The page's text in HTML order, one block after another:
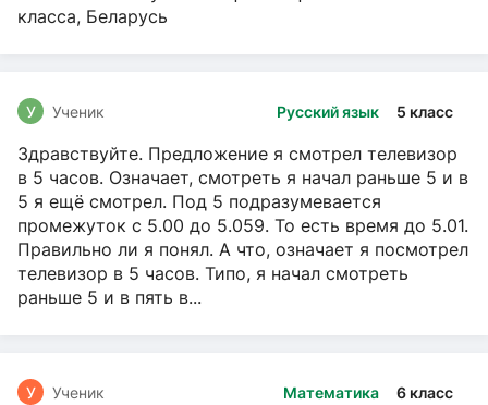
класса, Беларусь
Русский язык 5 класс
У Ученик
Здравствуйте. Предложение я смотрел телевизор
в 5 часов. Означает, смотреть я начал раньше 5 и в
5 я ещё смотрел. Под 5 подразумевается
промежуток с 5.00 до 5.059. То есть время до 5.01.
Правильно ли я понял. А что, означает я посмотрел
телевизор в 5 часов. Типо, я начал смотреть
раньше 5 и в пять в...
Математика 6 класс
У Ученик